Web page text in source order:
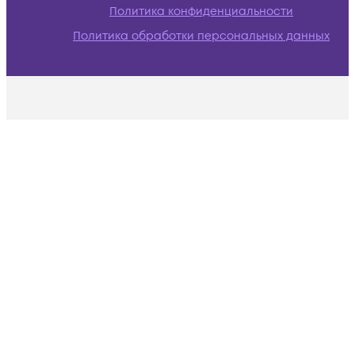
Политика конфиденциальности
Политика обработки персональных данных